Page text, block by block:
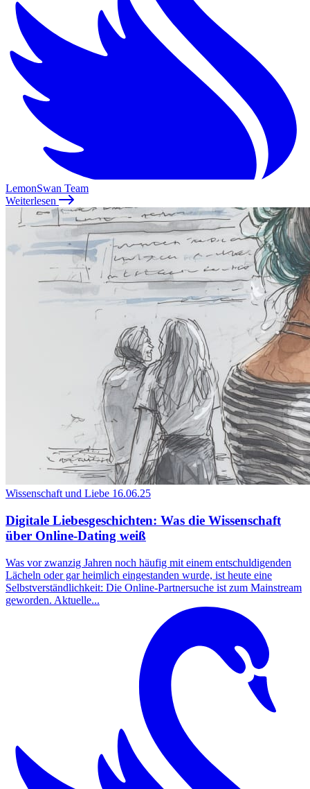
LemonSwan Team
Weiterlesen
Wissenschaft und Liebe 16.06.25
Digitale Liebesgeschichten: Was die Wissenschaft
über Online-Dating weiß
Was vor zwanzig Jahren noch häufig mit einem entschuldigenden
Lächeln oder gar heimlich eingestanden wurde, ist heute eine
Selbstverständlichkeit: Die Online-Partnersuche ist zum Mainstream
geworden. Aktuelle...